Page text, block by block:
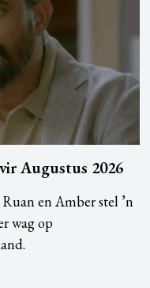
Augustus 2026
en Amber stel ’n
wag op